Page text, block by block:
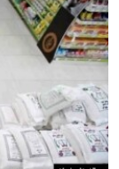
فرهنگ و زندگی
حقوق شهروندی
اقتصادی
علم و فناوری
اسرائیل در جنگ
مستندها
انتخابات ریاست
حمله جمهوری
رمز مهسا
ورزش زنان در
دنبال کنید
زبانهای